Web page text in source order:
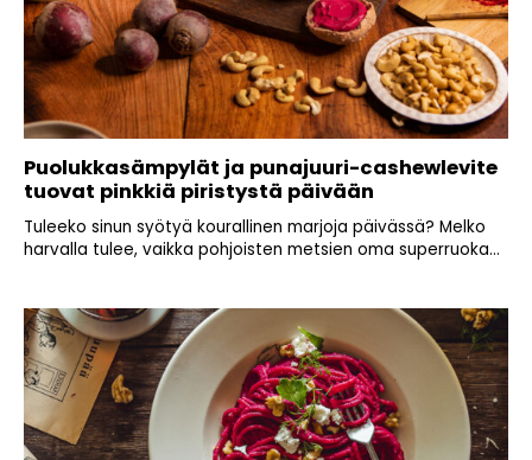
Puolukkasämpylät ja punajuuri-cashewlevite
tuovat pinkkiä piristystä päivään
Tuleeko sinun syötyä kourallinen marjoja päivässä? Melko
harvalla tulee, vaikka pohjoisten metsien oma superruoka...